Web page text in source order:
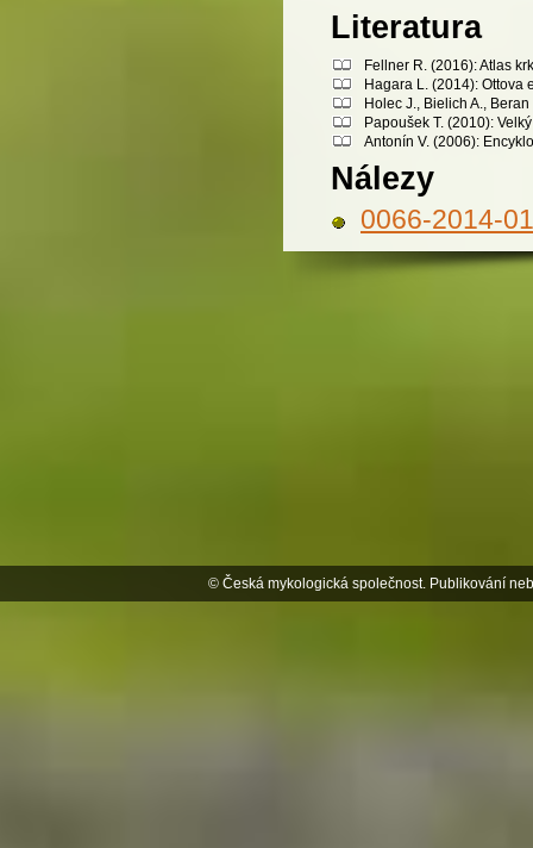
Literatura
Fellner R. (2016): Atlas
Hagara L. (2014): Ottova
Holec J., Bielich A.,
Papoušek T. (2010):
Antonín V. (2006):
Nálezy
0066-2014-
© Česká mykologická společnost. Publikování